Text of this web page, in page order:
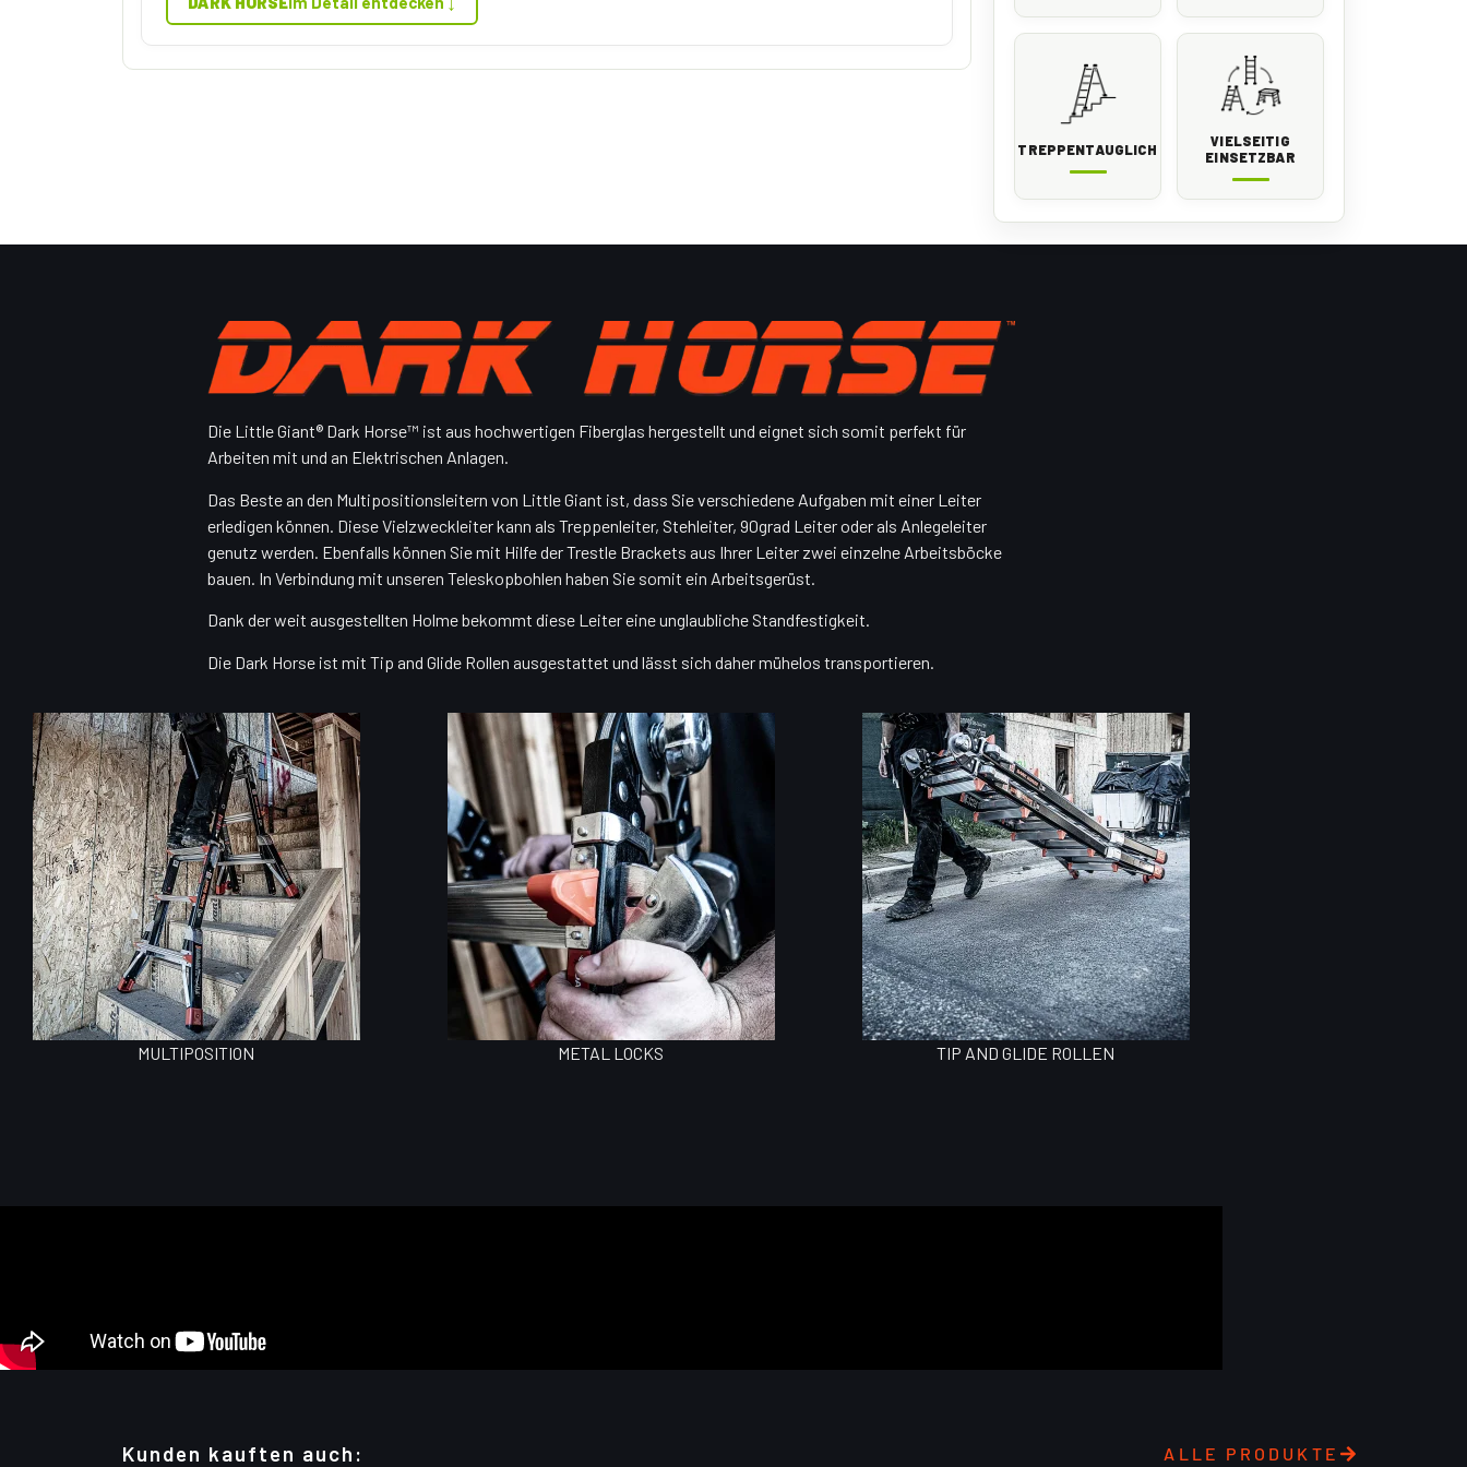
TREPPENTAUGLICH
VIELSEITIG
EINSETZBAR
Die Little Giant® Dark Horse™ ist aus hochwertigen Fiberglas hergestellt und eignet sich somit perfekt für
Arbeiten mit und an Elektrischen Anlagen.
Das Beste an den Multipositionsleitern von Little Giant ist, dass Sie verschiedene Aufgaben mit einer Leiter
erledigen können. Diese Vielzweckleiter kann als Treppenleiter, Stehleiter, 90grad Leiter oder als Anlegeleiter
genutz werden. Ebenfalls können Sie mit Hilfe der Trestle Brackets aus Ihrer Leiter zwei einzelne Arbeitsböcke
bauen. In Verbindung mit unseren Teleskopbohlen haben Sie somit ein Arbeitsgerüst.
Dank der weit ausgestellten Holme bekommt diese Leiter eine unglaubliche Standfestigkeit.
Die Dark Horse ist mit Tip and Glide Rollen ausgestattet und lässt sich daher mühelos transportieren.
MULTIPOSITION METAL LOCKS TIP AND GLIDE ROLLEN
Kunden kauften auch: ALLE PRODUKTE